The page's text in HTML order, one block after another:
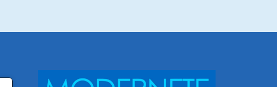
CONHEÇA DORIS E EQUIPE